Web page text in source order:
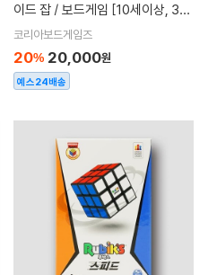
이드 잡 / 보드게임 [10세이상, 3~
5명]
코리아보드게임즈
20% 20,000원
예스24배송